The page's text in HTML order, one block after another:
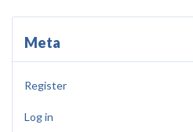
Meta
Register
Log in